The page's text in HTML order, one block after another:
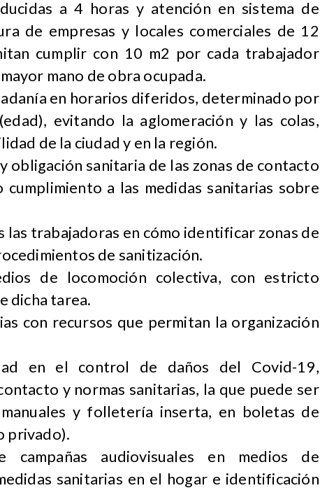
a 4 horas y atención en sistema de
de empresas y locales comerciales de 12
cumplir con 10 m2 por cada trabajador
mano de obra ocupada.
en horarios diferidos, determinado por
evitando la aglomeración y las colas,
de la ciudad y en la región.
obligación sanitaria de las zonas de contacto
a las medidas sanitarias sobre
las trabajadoras en cómo identificar zonas de
de sanitización.
de locomoción colectiva, con estricto
dicha tarea.
con recursos que permitan la organización
en el control de daños del Covid-19,
y normas sanitarias, la que puede ser
y folletería inserta, en boletas de
privado).
audiovisuales en medios de
sanitarias en el hogar e identificación